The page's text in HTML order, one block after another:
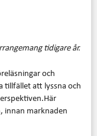
tidigare år.
och
tillfället att lyssna och
Här
innan marknaden